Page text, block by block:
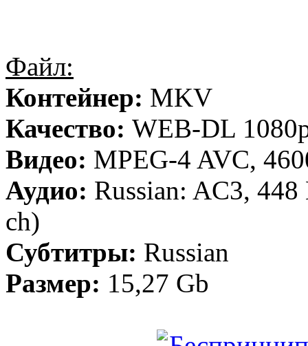
Файл:
Контейнер: MKV
Качество: WEB-DL
Видео: MPEG-4 AVC,
Аудио: Russian: AC3,
ch)
Субтитры: Russian
Размер: 15,27 Gb